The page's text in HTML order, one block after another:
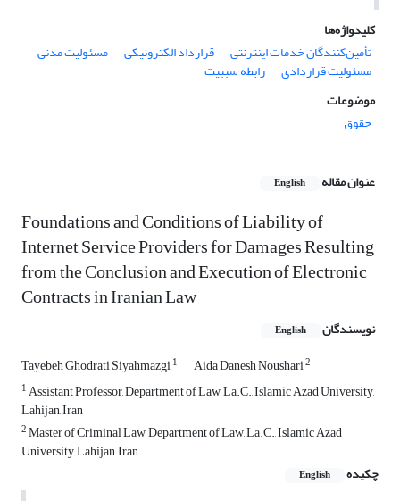
کلیدواژه‌ها
تأمین‌کنندگان خدمات اینترنتی
قرارداد الکترونیکی مسئولیت مدنی
مسئولیت قراردادی
رابطه سببیت
موضوعات
حقوق
عنوان مقاله English
Foundations and Conditions of Liability of
Internet Service Providers for Damages Resulting
from the Conclusion and Execution of Electronic
Contracts in Iranian Law
نویسندگان English
Tayebeh Ghodrati Siyahmazgi1 Aida Danesh Noushari2
1Assistant Professor, Department of Law, La.C., Islamic Azad University,
Lahijan, Iran
2Master of Criminal Law, Department of Law, La.C., Islamic Azad
University, Lahijan, Iran
چکیده
English